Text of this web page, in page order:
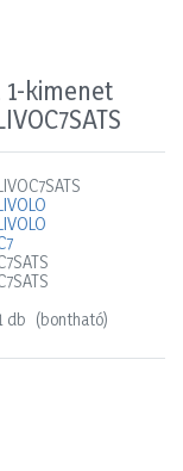
1-kimenet
db (bontható)